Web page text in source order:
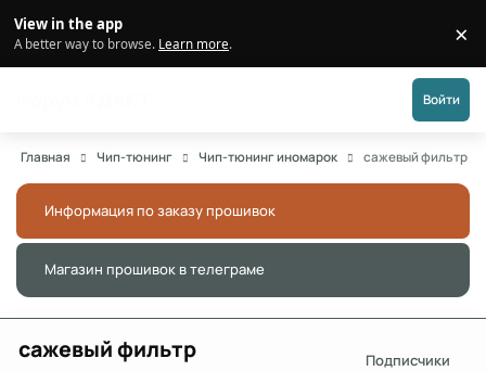
View in the app
A better way to browse. Learn more. ×
Войти
Главная Чип-тюнинг Чип-тюнинг иномарок сажевый фильтр
Информация по заказу прошивок
Магазин прошивок в телеграме
сажевый фильтр
Подписчики